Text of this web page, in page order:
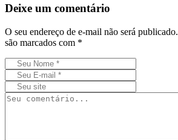
Deixe um comentário
O seu endereço de e-mail não será publicado.
são marcados com *